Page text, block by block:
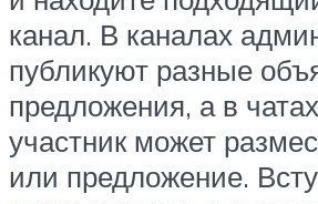
канал. В каналах
публикуют разные
предложения, а в
участник может
или предложение.